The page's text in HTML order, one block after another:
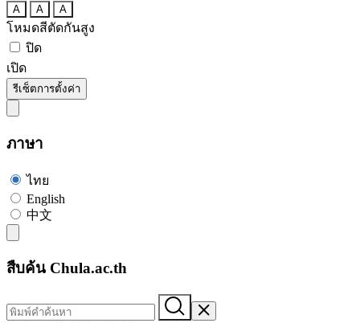
A A A
โหมดสีตัดกันสูง
ปิด
เปิด
รีเซ็ตการตั้งค่า
ภาษา
ไทย
English
中文
สืบค้น Chula.ac.th